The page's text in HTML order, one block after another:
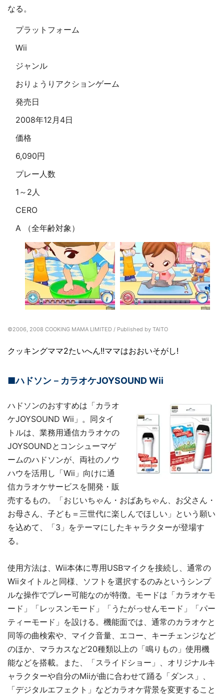
なる。
プラットフォーム
Wii
ジャンル
おりょうりアクションゲーム
発売日
2008年12月4日
価格
6,090円
プレー人数
1～2人
CERO
A （全年齢対象）
©2006, 2008 COOKING MAMA LIMITED / Published by TAITO
クッキングママ2たいへん!!ママはおおいそがし!
■ハドソン－カラオケJOYSOUND Wii
ハドソンのおすすめは「カラオ
ケJOYSOUND Wii」。同タイ
トルは、業務用通信カラオケの
JOYSOUNDとコンシューマゲ
ームのハドソンが、両社のノウ
ハウを活用し「Wii」向けに通
信カラオケサービスを開発・販
売するもの。「おじいちゃん・おばあちゃん、お父さん・
お母さん、子ども＝三世代に楽しんでほしい」という願い
を込めて、「3」をテーマにしたキャラクターが登場す
る。
使用方法は、Wii本体に専用USBマイクを接続し、通常の
Wiiタイトルと同様、ソフトを選択するのみというシンプ
ルな操作でプレー可能なのが特徴。モードは「カラオケモ
ード」「レッスンモード」「うたがっせんモード」「パー
ティーモード」を設ける。機能面では、通常のカラオケと
同等の曲検索や、マイク音量、エコー、キーチェンジなど
のほか、マラカスなど20種類以上の「鳴りもの」使用機
能などを搭載。また、「スライドショー」、オリジナルキ
ャラクターや自分のMiiが曲に合わせて踊る「ダンス」、
「デジタルエフェクト」などカラオケ背景を変更すること